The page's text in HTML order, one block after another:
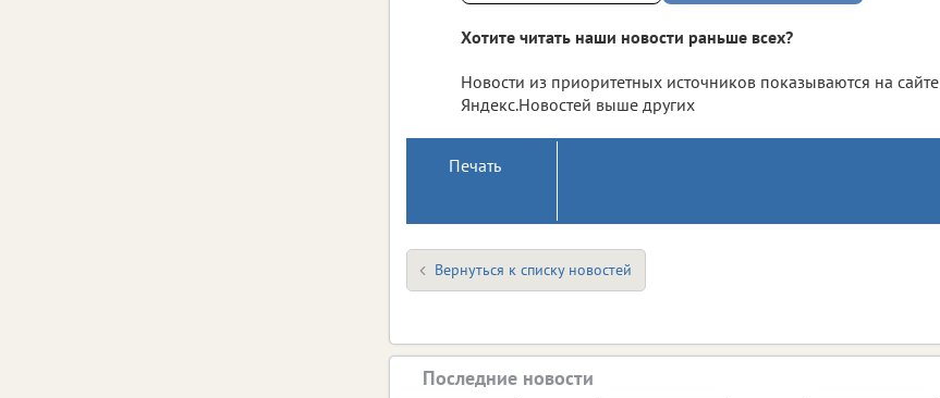
Хотите читать наши новости раньше всех?
Новости из приоритетных источников показываются на сайте
Яндекс.Новостей выше других
Печать
Вернуться к списку новостей
Последние новости